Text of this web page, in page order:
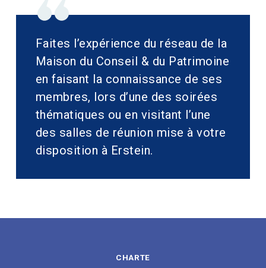
Faites l’expérience du réseau de la
Maison du Conseil & du Patrimoine
en faisant la connaissance de ses
membres, lors d’une des soirées
thématiques ou en visitant l’une
des salles de réunion mise à votre
disposition à Erstein.
CHARTE